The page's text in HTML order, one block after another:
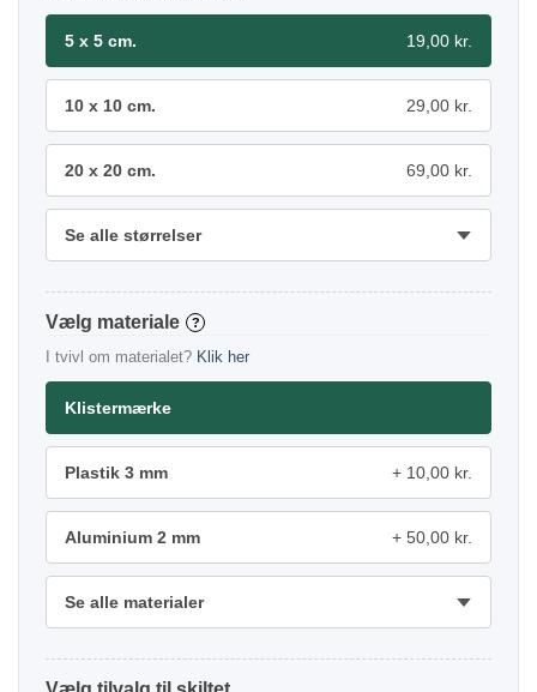
5 x 5 cm. 19,00 kr.
10 x 10 cm. 29,00 kr.
20 x 20 cm. 69,00 kr.
Se alle størrelser
materiale ?
I tvivl om materialet? Klik her
Klistermærke
Plastik 3 mm 10,00 kr.
Aluminium 2 mm 50,00 kr.
Se alle materialer